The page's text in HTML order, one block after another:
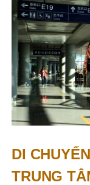
DI
TRUNG